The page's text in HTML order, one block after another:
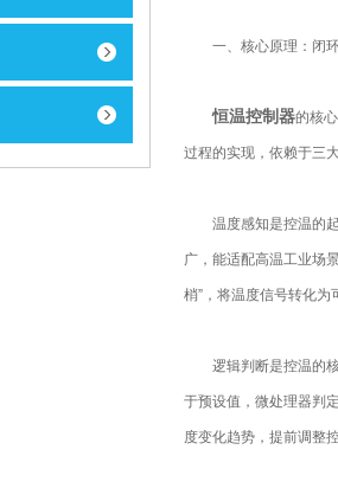
一、核心原理：闭环
恒温控制器的核
过程的实现，依赖于三
温度感知是控温的起
广，能适配高温工业场
梢”，将温度信号转化
逻辑判断是控温的核
于预设值，微处理器判
度变化趋势，提前调整